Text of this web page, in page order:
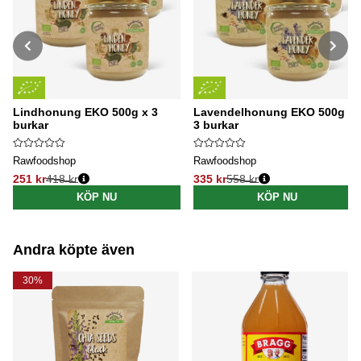
Lindhonung EKO 500g x 3
burkar
Rawfoodshop
251 kr
Ordinarie pris:
418 kr
KÖP NU
Lavendelhonung EKO 500g x
3 burkar
Rawfoodshop
335 kr
Ordinarie pris:
558 kr
KÖP NU
Andra köpte även
30%